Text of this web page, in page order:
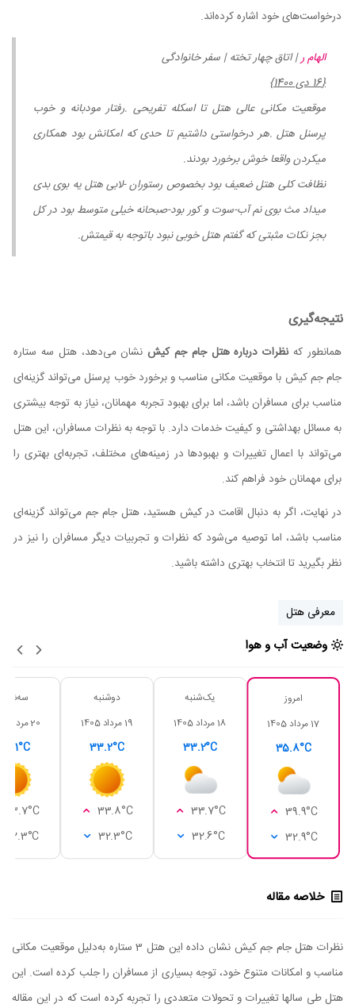
درخواست‌های خود اشاره کرده‌اند.
الهام ر| اتاق چهار تخته | سفر خانوادگی
{16 دی 1400}
موقعیت مکانی عالی هتل تا اسکله تفریحی .رفتار مودبانه و خوب
پرسنل هتل .هر درخواستی داشتیم تا حدی که امکانش بود همکاری
میکردن واقعا خوش برخورد بودند.
نظافت کلی هتل ضعیف بود بخصوص رستوران -لابی هتل یه بوی بدی
میداد مث بوی نم آب-سوت و کور بود-صبحانه خیلی متوسط بود در کل
بجز نکات مثبتی که گفتم هتل خوبی نبود باتوجه به قیمتش.
نتیجه‌گیری
همانطور کهنظرات درباره هتل جام جم کیش نشان می‌دهد، هتل سه ستاره
جام جم کیش با موقعیت مکانی مناسب و برخورد خوب پرسنل می‌تواند گزینه‌ای
مناسب برای مسافران باشد، اما برای بهبود تجربه مهمانان، نیاز به توجه بیشتری
به مسائل بهداشتی و کیفیت خدمات دارد. با توجه به نظرات مسافران، این هتل
می‌تواند با اعمال تغییرات و بهبودها در زمینه‌های مختلف، تجربه‌ای بهتری را
برای مهمانان خود فراهم کند.
در نهایت، اگر به دنبال اقامت در کیش هستید، هتل جام جم می‌تواند گزینه‌ای
مناسب باشد، اما توصیه می‌شود که نظرات و تجربیات دیگر مسافران را نیز در
نظر بگیرید تا انتخاب بهتری داشته باشید.
معرفی هتل
وضعیت آب و هوا
امروز
17 مرداد 1405
35.8°C
39.9°C
32.9°C
یک‌شنبه
18 مرداد 1405
33.2°C
33.7°C
32.6°C
دوشنبه
19 مرداد 1405
33.2°C
33.8°C
32.3°C
20 مرداد 1405
33.7°C
32.3°C
خلاصه مقاله
نظرات هتل جام جم کیش نشان داده این هتل 3 ستاره به‌دلیل موقعیت مکانی
مناسب و امکانات متنوع خود، توجه بسیاری از مسافران را جلب کرده است. این
هتل طی سالها تغییرات و تحولات متعددی را تجربه کرده است که در این مقاله